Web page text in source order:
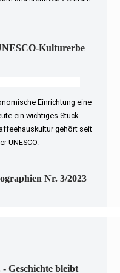
Kulturerbe
Einrichtung eine
ein wichtiges Stück
gehört seit
UNESCO.
Nr. 3/2023
Geschichte bleibt